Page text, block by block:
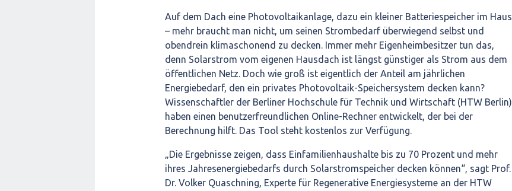
Auf dem Dach eine Photovoltaikanlage, dazu ein kleiner Batteriespeicher im Haus
– mehr braucht man nicht, um seinen Strombedarf überwiegend selbst und
obendrein klimaschonend zu decken. Immer mehr Eigenheimbesitzer tun das,
denn Solarstrom vom eigenen Hausdach ist längst günstiger als Strom aus dem
öffentlichen Netz. Doch wie groß ist eigentlich der Anteil am jährlichen
Energiebedarf, den ein privates Photovoltaik-Speichersystem decken kann?
Wissenschaftler der Berliner Hochschule für Technik und Wirtschaft (HTW Berlin)
haben einen benutzerfreundlichen Online-Rechner entwickelt, der bei der
Berechnung hilft. Das Tool steht kostenlos zur Verfügung.
„Die Ergebnisse zeigen, dass Einfamilienhaushalte bis zu 70 Prozent und mehr
ihres Jahresenergiebedarfs durch Solarstromspeicher decken können“, sagt Prof.
Dr. Volker Quaschning, Experte für Regenerative Energiesysteme an der HTW